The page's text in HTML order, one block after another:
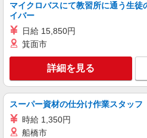
マイクロバスにて教習所に通う生徒
イバー
日給 15,850円
箕面市
詳細を見る
スーパー資材の仕分け作業スタッフ
時給 1,350円
船橋市